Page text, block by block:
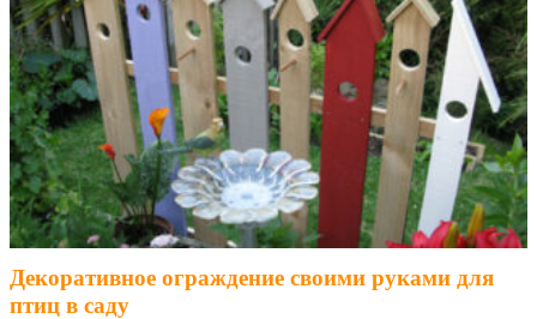
Декоративное ограждение своими руками для
птиц в саду